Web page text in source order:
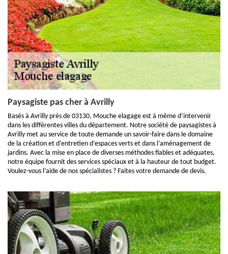
Paysagiste pas cher à Avrilly
Basés à Avrilly près de 03130, Mouche elagage est à même d’intervenir
dans les différentes villes du département. Notre société de paysagistes à
Avrilly met au service de toute demande un savoir-faire dans le domaine
de la création et d’entretien d’espaces verts et dans l’aménagement de
jardins. Avec la mise en place de diverses méthodes fiables et adéquates,
notre équipe fournit des services spéciaux et à la hauteur de tout budget.
Voulez-vous l’aide de nos spécialistes ? Faites votre demande de devis.